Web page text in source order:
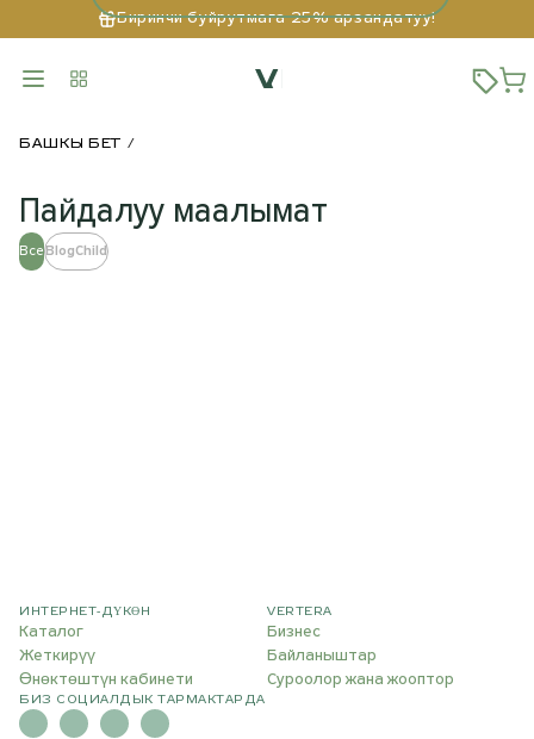
Биринчи буйрутмага 25% арзандатуу!
БАШКЫ БЕТ
Пайдалуу маалымат
ВсеBlogChild
ИНТЕРНЕТ-ДҮКӨН
Каталог
Жеткирүү
Өнөктөштүн кабинети
VERTERA
Бизнес
Байланыштар
Суроолор жана жооптор
БИЗ СОЦИАЛДЫК ТАРМАКТАРДА